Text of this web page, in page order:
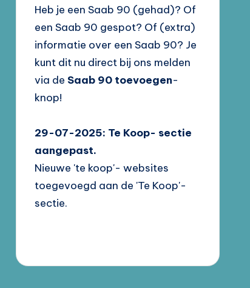
Heb je een Saab 90 (gehad)? Of
een Saab 90 gespot? Of (extra)
informatie over een Saab 90? Je
kunt dit nu direct bij ons melden
via deSaab 90 toevoegen-
knop!
29-07-2025: Te Koop- sectie
aangepast.
Nieuwe 'te koop'- websites
toegevoegd aan de 'Te Koop'-
sectie.